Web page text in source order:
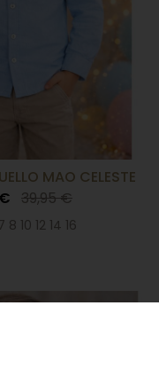
MAO CELESTE
39,95 €
10 12 14 16